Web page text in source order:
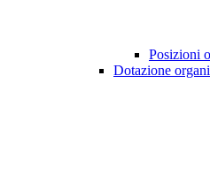
Posizioni
Dotazione